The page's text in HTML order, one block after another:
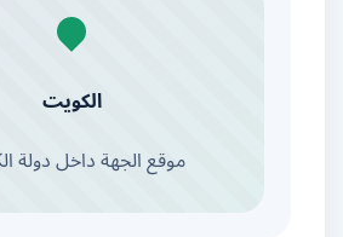
الكويت
موقع الجهة داخل دولة الكويت